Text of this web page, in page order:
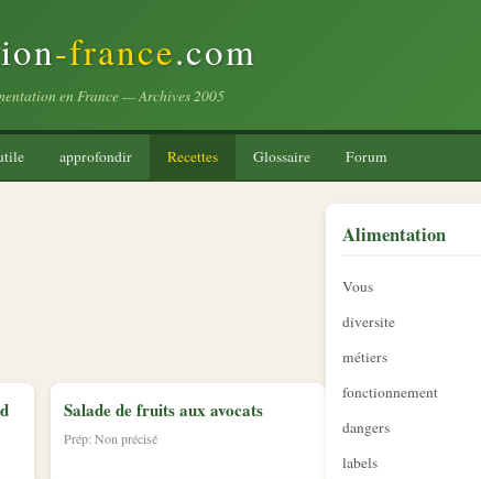
-france.com
en France — Archives 2005
approfondir Recettes Glossaire Forum
Salade de fruits aux avocats
Prép: Non précisé
Alimentation
Vous
diversite
métiers
fonctionnement
dangers
labels